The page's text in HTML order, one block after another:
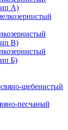
А)
В)
Б)
щебенистый
песчаный